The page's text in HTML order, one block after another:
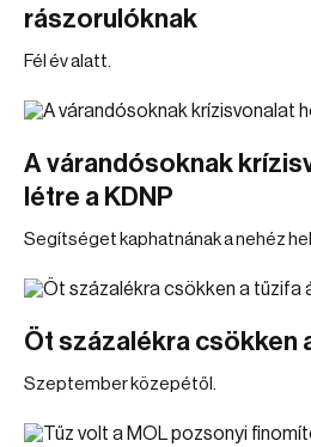
rászorulóknak
Fél év alatt.
A várandósoknak
létre a KDNP
Segítséget kaphatnának a nehéz
Öt százalékra csökken
Szeptember közepétől.